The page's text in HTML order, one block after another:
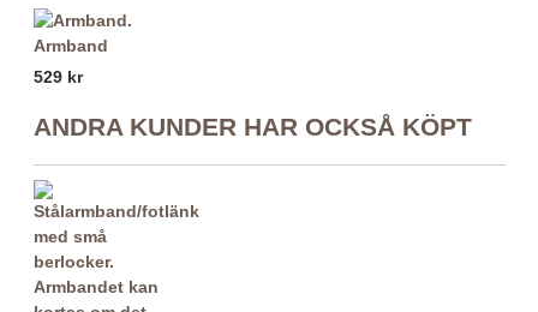
Armband
529 kr
ANDRA KUNDER HAR OCKSÅ KÖPT